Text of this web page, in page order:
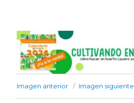
Imagen anterior Imagen siguiente